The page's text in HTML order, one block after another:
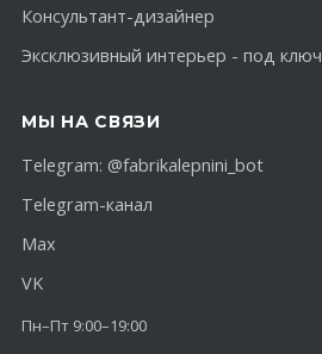
Консультант-дизайнер
Эксклюзивный интерьер - под ключ
МЫ НА СВЯЗИ
Telegram: @fabrikalepnini_bot
Telegram-канал
Max
VK
Пн–Пт 9:00–19:00